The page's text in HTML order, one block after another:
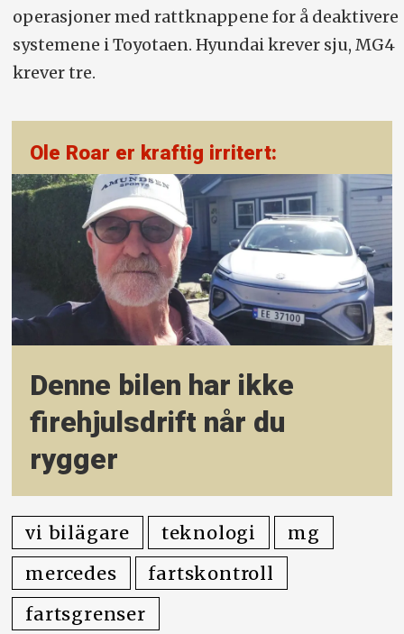
operasjoner med rattknappene for å deaktivere
systemene i Toyotaen. Hyundai krever sju, MG4
krever tre.
Ole Roar er kraftig irritert:
Denne bilen har ikke
firehjulsdrift når du
rygger
vi bilägare teknologi
mg
mercedes
fartskontroll
fartsgrenser